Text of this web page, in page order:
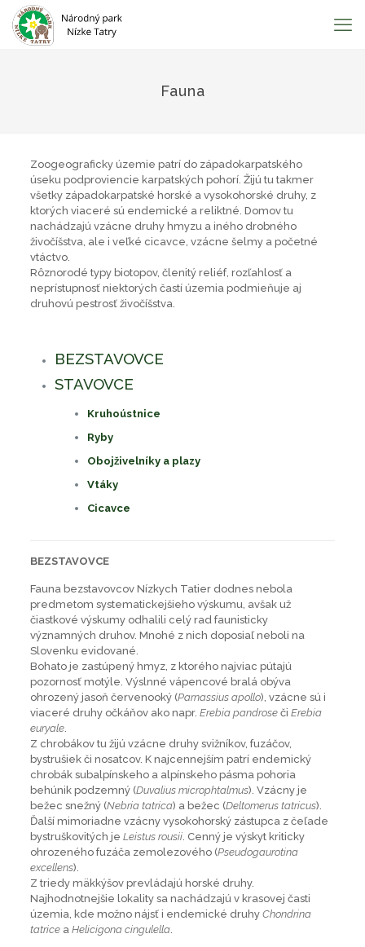
Fauna
Zoogeograficky územie patrí do západokarpatského
úseku podproviencie karpatských pohorí. Žijú tu takmer
všetky západokarpatské horské a vysokohorské druhy, z
ktorých viaceré sú endemické a reliktné. Domov tu
nachádzajú vzácne druhy hmyzu a iného drobného
živočíšstva, ale i veľké cicavce, vzácne šelmy a početné
vtáctvo.
Rôznorodé typy biotopov, členitý reliéf, rozľahlosť a
neprístupnosť niektorých častí územia podmieňuje aj
druhovú pestrosť živočíšstva.
BEZSTAVOVCE
STAVOVCE
Kruhoústnice
Ryby
Obojživelníky a plazy
Vtáky
Cicavce
BEZSTAVOVCE
Fauna bezstavovcov Nízkych Tatier dodnes nebola
predmetom systematickejšieho výskumu, avšak už
čiastkové výskumy odhalili celý rad faunisticky
významných druhov. Mnohé z nich doposiaľ neboli na
Slovenku evidované.
Bohato je zastúpený hmyz, z ktorého najviac pútajú
pozornosť motýle. Výslnné vápencové bralá obýva
ohrozený jasoň červenooký (Parnassius apollo), vzácne sú i
viaceré druhy očkáňov ako napr. Erebia pandroseči Erebia
euryale.
Z chrobákov tu žijú vzácne druhy svižníkov, fuzáčov,
bystrušiek či nosatcov. K najcennejším patrí endemický
chrobák subalpínskeho a alpínskeho pásma pohoria
behúnik podzemný (Duvalius microphtalmus). Vzácny je
bežec snežný (Nebria tatrica) a bežec (Deltomerus tatricus).
Ďalší mimoriadne vzácny vysokohorský zástupca z čeľade
bystruškovitých je Leistus rousii. Cenný je výskyt kriticky
ohrozeného fuzáča zemolezového (Pseudogaurotina
excellens).
Z triedy mäkkýšov prevládajú horské druhy.
Najhodnotnejšie lokality sa nachádzajú v krasovej časti
územia, kde možno nájsť i endemické druhy Chondrina
tatricea Helicigona cingulella.